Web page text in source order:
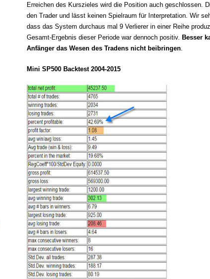
Erreichen des Kurszieles wird die Position auch geschlossen.
den Trader und lässt keinen Spielraum für Interpretation. Wir
dass das System durchaus mal 9 Verlierer in einer Reihe
Gesamt-Ergebnis dieser Periode war dennoch positiv. Besser
Anfänger das Wesen des Tradens nicht beibringen.
Mini SP500 Backtest 2004-2015